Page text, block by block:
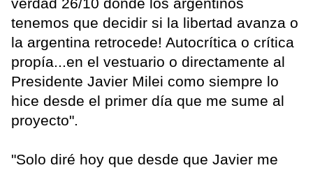
verdad 26/10 donde los argentinos
tenemos que decidir si la libertad avanza o
la argentina retrocede! Autocrítica o crítica
propía...en el vestuario o directamente al
Presidente Javier Milei como siempre lo
hice desde el primer día que me sume al
proyecto".
"Solo diré hoy que desde que Javier me